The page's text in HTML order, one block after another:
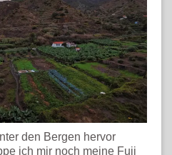
den Bergen hervor
ich mir noch meine Fuji